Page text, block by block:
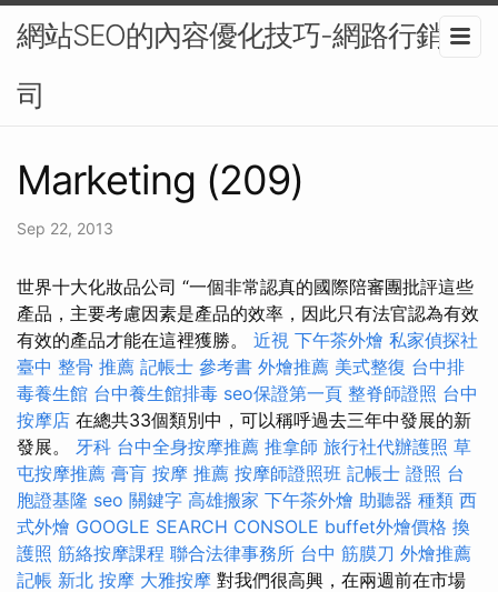
網站SEO的內容優化技巧-網路行銷公
司
Marketing (209)
Sep 22, 2013
世界十大化妝品公司 “一個非常認真的國際陪審團批評這些
產品，主要考慮因素是產品的效率，因此只有法官認為有效
有效的產品才能在這裡獲勝。 近視 下午茶外燴 私家偵探社
臺中 整骨 推薦 記帳士 參考書 外燴推薦 美式整復 台中排
毒養生館 台中養生館排毒 seo保證第一頁 整脊師證照 台中
按摩店 在總共33個類別中，可以稱呼過去三年中發展的新
發展。 牙科 台中全身按摩推薦 推拿師 旅行社代辦護照 草
屯按摩推薦 膏肓 按摩 推薦 按摩師證照班 記帳士 證照 台
胞證基隆 seo 關鍵字 高雄搬家 下午茶外燴 助聽器 種類 西
式外燴 GOOGLE SEARCH CONSOLE buffet外燴價格 換
護照 筋絡按摩課程 聯合法律事務所 台中 筋膜刀 外燴推薦
記帳 新北 按摩 大雅按摩 對我們很高興，在兩週前在市場